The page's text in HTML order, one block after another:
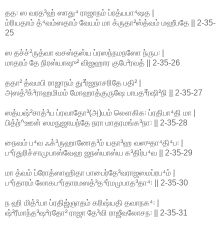
தத꞉ ஸ வரத³ஹ் ஸாது⁴ ராஜாநம் ப்ரத்யபா⁴ஷத |
ம்ரியதாம் த்⁴வம்ஸதாம் வேயம் மா க்ருதா²ஸ்த்வம் மஹீபதே || 2-35-
25
ஸ தச்ச்²ருத்வா வசஸ்தஸ்ய ப்ரஸந்நமநஸோ ந்ருப꞉ |
மாதரம் தே நிரஸ்யாஷு² விஜஹார குபே³ரவத் || 2-35-26
ததா² த்வமபி ராஜாநம் து³ர்ஜநாசரிதே பதி² |
அஸத்³க்³ராஹமிமம் மோஹாத்குருஷே பாபத³ர்ஷி²நி || 2-35-27
ஸத்யஷ்²சாத்³ய ப்ரவாதோ³(அ)யம் லௌகிக꞉ ப்ரதிபா⁴தி மா |
பித்ற்^ஊன் ஸமநுஜாயந்தே நரா மாதரமங்க³நா꞉ || 2-35-28
நைவம் ப⁴வ ஃக்³ருஹாணேத³ம் யதா³ஹ வஸுதா⁴தி⁴ப꞉ |
ப⁴ர்துரிச்சாமுபாஸ்வேஹ ஜநஸ்யாஸ்ய க³திர்ப⁴வ || 2-35-29
மா த்வம் ப்ரோத்ஸாஹிதா பாபைர்தே³வராஜஸமப்ரப⁴ம் |
ப⁴ர்தாரம் லோகப⁴ர்தாரமஸத்³த⁴ர்மமுபாத³தா⁴꞉ || 2-35-30
ந ஹி மித்²யா ப்ரதிஜ்ஞாதம் கரிஷ்யதி தவாநக⁴꞉ |
ஷ்²ரீமாந்த³ஷ²ரதோ² ராஜா தே³வி ராஜீவலோசந꞉ || 2-35-31